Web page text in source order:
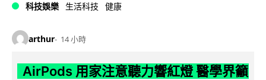
科技娛樂 生活科技 健康
arthur 14 小時
AirPods 用家注意聽力響紅燈 醫學界籲